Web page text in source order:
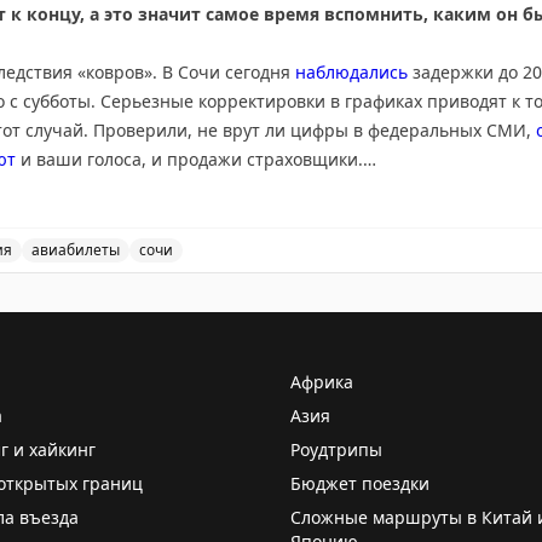
к концу, а это значит самое время вспомнить, каким он
«ковров». В Сочи сегодня наблюдались задержки до
субботы. Серьезные корректировки в графиках приводят к
случай. Проверили, не врут ли цифры в федеральных СМИ,
и ваши голоса, и продажи страховщики.
много внимания в СМИ – утром разбирались в
Уже во второй половине дня Минздрав Турции
(конечно , нет)
тур лучше турагента? Чат-бот
про визы. С актуальными предложениями и стоимостью
этим летом – канистры – обнаружен уже в Абхазии. Но
авиабилеты сочи
Африка
Азия
и хайкинг Роудтрипы
границ Бюджет поездки
въезда
Сложные маршруты в Китай